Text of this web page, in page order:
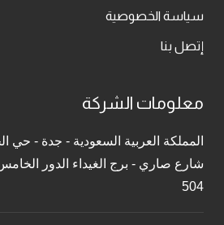
سياسة الخصوصية
إتصل بنا
معلومات الشركة
المملكة العربية السعودية - جدة - حي
شارع صاري - برج الغيداء الدور
504